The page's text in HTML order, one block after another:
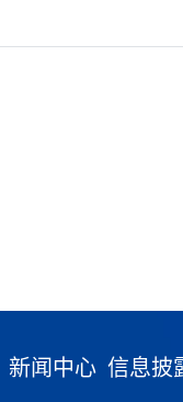
新闻中心 信息披